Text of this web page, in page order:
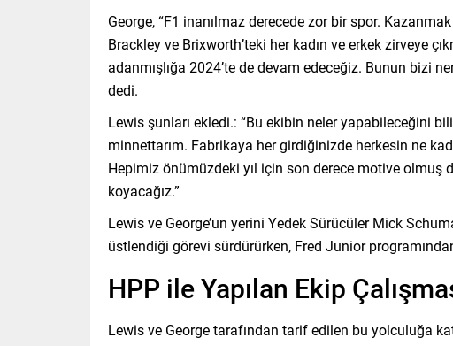
George, “F1 inanılmaz derecede zor bir spor.
Brackley ve Brixworth’teki her kadın ve erkek zirveye
adanmışlığa 2024’te de devam edeceğiz. Bunun bizi
dedi.
Lewis şunları ekledi.: “Bu ekibin neler yapabileceğini
minnettarım. Fabrikaya her girdiğinizde herkesin ne
Hepimiz önümüzdeki yıl için son derece motive olmuş
koyacağız.”
Lewis ve George’un yerini Yedek Sürücüler Mick
üstlendiği görevi sürdürürken, Fred Junior
HPP ile Yapılan Ekip
Lewis ve George tarafından tarif edilen bu yolculuğa